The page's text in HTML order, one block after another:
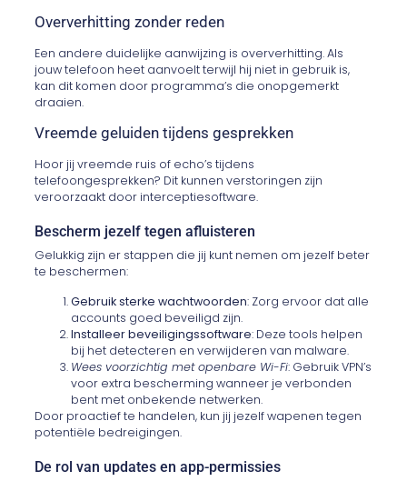
Oververhitting zonder reden
Een andere duidelijke aanwijzing is oververhitting. Als
jouw telefoon heet aanvoelt terwijl hij niet in gebruik is,
kan dit komen door programma’s die onopgemerkt
draaien.
Vreemde geluiden tijdens gesprekken
Hoor jij vreemde ruis of echo’s tijdens
telefoongesprekken? Dit kunnen verstoringen zijn
veroorzaakt door interceptiesoftware.
Bescherm jezelf tegen afluisteren
Gelukkig zijn er stappen die jij kunt nemen om jezelf beter
te beschermen:
Gebruik sterke wachtwoorden: Zorg ervoor dat alle
accounts goed beveiligd zijn.
Installeer beveiligingssoftware: Deze tools helpen
bij het detecteren en verwijderen van malware.
Wees voorzichtig met openbare Wi-Fi: Gebruik VPN’s
voor extra bescherming wanneer je verbonden
bent met onbekende netwerken.
Door proactief te handelen, kun jij jezelf wapenen tegen
potentiële bedreigingen.
De rol van updates en app-permissies